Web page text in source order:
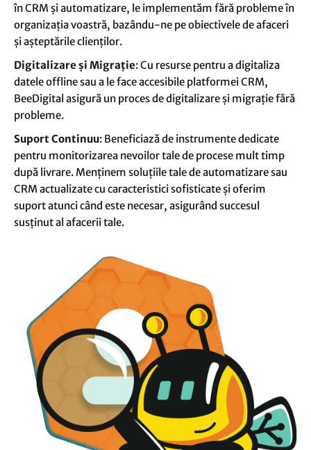
în CRM și automatizare, le implementăm fără probleme în
organizația voastră, bazându-ne pe obiectivele de afaceri
și așteptările clienților.
Digitalizare și Migrație: Cu resurse pentru a digitaliza
datele offline sau a le face accesibile platformei CRM,
BeeDigital asigură un proces de digitalizare și migrație fără
probleme.
Suport Continuu: Beneficiază de instrumente dedicate
pentru monitorizarea nevoilor tale de procese mult timp
după livrare. Menținem soluțiile tale de automatizare sau
CRM actualizate cu caracteristici sofisticate și oferim
suport atunci când este necesar, asigurând succesul
susținut al afacerii tale.